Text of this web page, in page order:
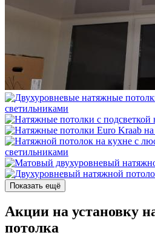
Показать ещё
Акции на установку
потолка